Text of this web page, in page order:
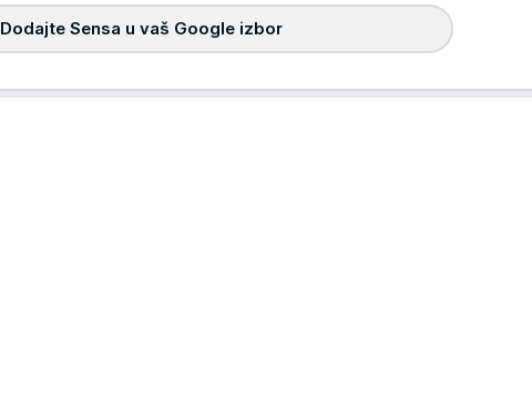
Dodajte Sensa u vaš Google izbor